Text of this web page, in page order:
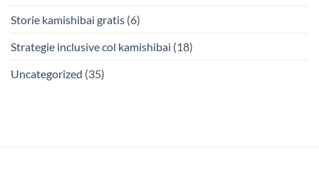
Storie kamishibai gratis (6)
Strategie inclusive col kamishibai (18)
Uncategorized (35)